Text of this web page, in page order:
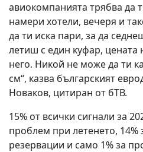
авиокомпанията трябва да
намери хотели, вечеря и
да ти иска пари, за да
летиш с един куфар, цената
него. Никой не може да ти
см“, казва българският
Новаков, цитиран от бТВ.
15% от всички сигнали за
проблем при летенето, 14%
резервации и само 1% за